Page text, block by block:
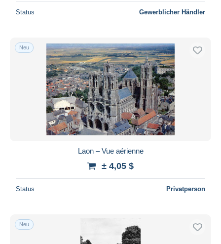
Status Gewerblicher Händler
Neu
Laon – Vue aérienne
± 4,05 $
Status Privatperson
Neu